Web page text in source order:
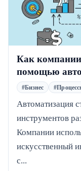
Как
помощью
#Бизнес
Автоматизация
инструментов
Компании
искусственный
с...